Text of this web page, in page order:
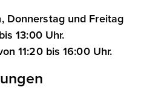
Donnerstag und Freitag
13:00 Uhr.
11:20 bis 16:00 Uhr.